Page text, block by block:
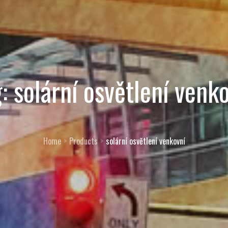
solární osvětlení
Home Products solární osvětlení venkovní